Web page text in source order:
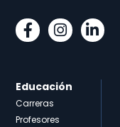
Educación
Carreras
Profesores